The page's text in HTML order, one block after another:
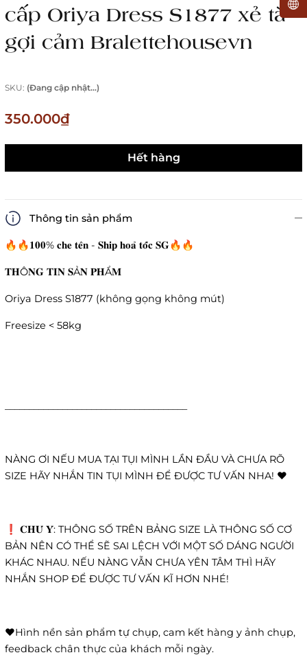
cấp Oriya Dress S1877 xẻ tà
gợi cảm Bralettehousevn
SKU: (Đang cập nhật...)
350.000₫
Hết hàng
Thông tin sản phẩm
🔥🔥𝟏𝟎𝟎% 𝐜𝐡𝐞 𝐭𝐞̂𝐧 - 𝐒𝐡𝐢𝐩 𝐡𝐨𝐚̉ 𝐭𝐨̂́𝐜 𝐒𝐆🔥🔥
𝐓𝐇Ô𝐍𝐆 𝐓𝐈𝐍 𝐒Ả𝐍 𝐏𝐇Ẩ𝐌
Oriya Dress S1877 (không gọng không mút)
Freesize < 58kg
NÀNG ƠI NẾU MUA TẠI TỤI MÌNH LẦN ĐẦU VÀ CHƯA RÕ
SIZE HÃY NHẮN TIN TỤI MÌNH ĐỂ ĐƯỢC TƯ VẤN NHA! ❤️
❗️ 𝐂𝐇𝐔́ 𝐘́: THÔNG SỐ TRÊN BẢNG SIZE LÀ THÔNG SỐ CƠ
BẢN NÊN CÓ THỂ SẼ SAI LỆCH VỚI MỘT SỐ DÁNG NGƯỜI
KHÁC NHAU. NẾU NÀNG VẪN CHƯA YÊN TÂM THÌ HÃY
NHẮN SHOP ĐỂ ĐƯỢC TƯ VẤN KĨ HƠN NHÉ!
❤️Hình nền sản phẩm tự chụp, cam kết hàng y ảnh chụp,
feedback chân thực của khách mỗi ngày.